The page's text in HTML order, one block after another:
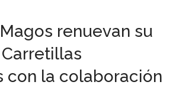
renuevan su
con la colaboración